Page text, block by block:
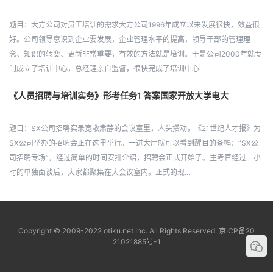
题目：大方公司对员工培训的需求大方公司1996年成立以来发展很快，效益很
好。公司领导意识到企业要发展，企业管理水平的提高，领导干部的管理理
念、知识的转变、更新非常重要，有效的方法就是培训。于是公司2000年就专
门成立了培训中心，总经理亲自监督，很快完成了培训中心...
《人员招聘与培训实务》形考任务1 答案国家开放大学电大
题目：SX公司招聘实录宽敞肃静的会议室里，人头攒动，《21世纪人才报》为
SX公司举办的招聘会正在这里举行。一进大厅就可以看到醒目的条幅：“SX公
司招聘专场”，经过简单的时间安排介绍，招聘会正式开始了。主考官经过一小
时的单独面谈后，大家都聚集在大会议室内。正式的现...
Copyright © 2009-2022 otiku.net Inc. All Rights Reserved. 京ICP备20
21021885号-1